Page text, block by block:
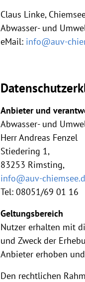
Claus Linke,
Abwasser- und
eMail: info@auv-
Anbieter und
Abwasser- und
Herr Andreas Fenzel
Stiedering 1,
83253 Rimsting,
info@auv-
Tel: 08051/69 01 16
Geltungsbereich
Nutzer erhalten mit
und Zweck der
Anbieter erhoben
Den rechtlichen